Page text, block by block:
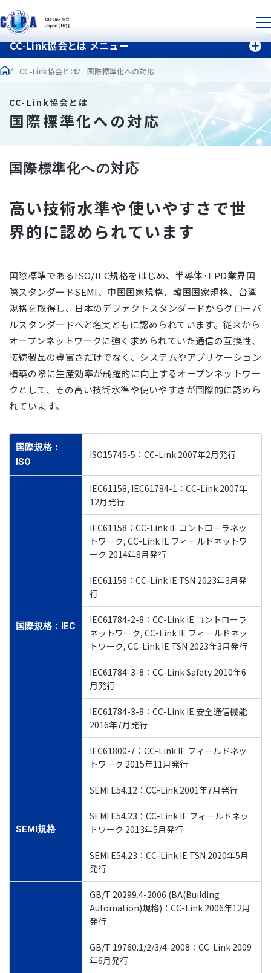
CC-Link協会とは 国際標準化への対応
CC-Link協会とは
国際標準化への対応
CC-Link協会とは メニュー
国際標準化への対応
高い技術水準や使いやすさで世
界的に認められています
国際標準であるISO/IEC規格をはじめ、半導体･FPD業界国
際スタンダードSEMI、中国国家規格、韓国国家規格、台湾
規格を取得し、日本のデファクトスタンダードからグローバ
ルスタンダードへと名実ともに認められています。従来から
オープンネットワークに強く求められていた通信の互換性、
接続製品の豊富さだけでなく、システムやアプリケーション
構築の際に生産効率が飛躍的に向上するオープンネットワー
クとして、その高い技術水準や使いやすさが国際的に認めら
れています。
国際規格：
ISO
ISO15745-5：CC-Link 2007年2月発行
国際規格：IEC
IEC61158, IEC61784-1：CC-Link 2007年
12月発行
IEC61158：CC-Link IE コントローラネッ
トワーク, CC-Link IE フィールドネットワ
ーク 2014年8月発行
IEC61158：CC-Link IE TSN 2023年3月発
行
IEC61784-2-8：CC-Link IE コントローラ
ネットワーク, CC-Link IE フィールドネッ
トワーク, CC-Link IE TSN 2023年3月発行
IEC61784-3-8：CC-Link Safety 2010年6
月発行
IEC61784-3-8：CC-Link IE 安全通信機能
2016年7月発行
IEC61800-7：CC-Link IE フィールドネッ
トワーク 2015年11月発行
SEMI規格
SEMI E54.12：CC-Link 2001年7月発行
SEMI E54.23：CC-Link IE フィールドネッ
トワーク 2013年5月発行
SEMI E54.23：CC-Link IE TSN 2020年5月
発行
GB/T 20299.4-2006 (BA(Building
Automation)規格)：CC-Link 2006年12月
発行
GB/T 19760.1/2/3/4-2008：CC-Link 2009
年6月発行